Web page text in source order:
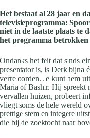
Het bestaat al 28 jaar en
televisieprogramma:
niet in de laatste plaats te
het programma betrokken
Ondanks het feit dat sinds
presentator is, is Derk bijna
verre oorden. Je kunt hem
Maria of Bashir. Hij spreekt
vervallen huizen, probeert
vliegt soms de hele wereld
prettige stem en integere
die bij de zoektocht naar